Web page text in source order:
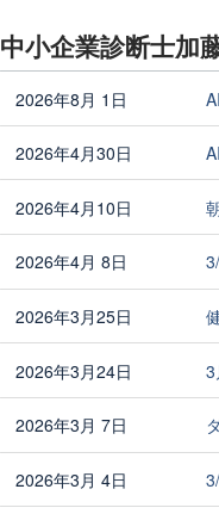
中小企業診断士加
2026年8月 1日
2026年4月30日
2026年4月10日
2026年4月 8日
2026年3月25日
2026年3月24日 3
2026年3月 7日
2026年3月 4日